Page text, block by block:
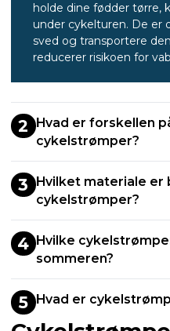
holde dine fødder tørre,
under cykelturen. De er
sved og transportere
reducerer risikoen for
2 Hvad er forskellen
cykelstrømper?
3 Hvilket materiale er
cykelstrømper?
4 Hvilke
sommeren?
5 Hvad er